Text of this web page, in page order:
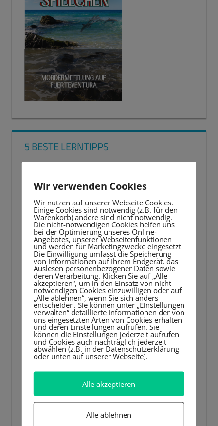
5 BESTE LERNTIPPS
Player
Wir verwenden Cookies
Wir nutzen auf unserer Webseite Cookies.
Einige Cookies sind notwendig (z.B. für den
Warenkorb) andere sind nicht notwendig.
Die nicht-notwendigen Cookies helfen uns
bei der Optimierung unseres Online-
Angebotes, unserer Webseitenfunktionen
und werden für Marketingzwecke eingesetzt.
Die Einwilligung umfasst die Speicherung
von Informationen auf Ihrem Endgerät, das
Auslesen personenbezogener Daten sowie
deren Verarbeitung. Klicken Sie auf „Alle
akzeptieren“, um in den Einsatz von nicht
notwendigen Cookies einzuwilligen oder auf
„Alle ablehnen“, wenn Sie sich anders
entscheiden. Sie können unter „Einstellungen
verwalten“ detaillierte Informationen der von
uns eingesetzten Arten von Cookies erhalten
und deren Einstellungen aufrufen. Sie
können die Einstellungen jederzeit aufrufen
und Cookies auch nachträglich jederzeit
abwählen (z.B. in der Datenschutzerklärung
oder unten auf unserer Webseite).
Alle akzeptieren
Alle ablehnen